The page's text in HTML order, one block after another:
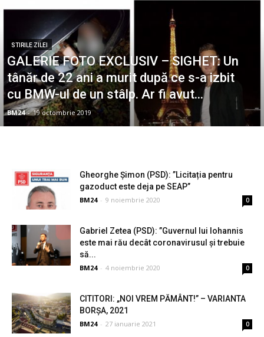
STIRILE ZILEI
GALERIE FOTO EXCLUSIV – SIGHET: Un
tânăr de 22 ani a murit după ce s-a izbit
cu BMW-ul de un stâlp. Ar fi avut...
BM24 - 19 octombrie 2019
Gheorghe Șimon (PSD): ”Licitația pentru
gazoduct este deja pe SEAP”
BM24 - 9 noiembrie 2020 0
Gabriel Zetea (PSD): ”Guvernul lui Iohannis
este mai rău decât coronavirusul și trebuie
să...
BM24 - 4 noiembrie 2020 0
CITITORI: „NOI VREM PĂMÂNT!” – VARIANTA
BORȘA, 2021
BM24 - 27 ianuarie 2021 0